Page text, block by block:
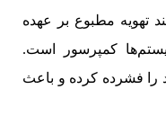
تهویه مطبوع بر عهده
کمپرسور است.
را فشرده کرده و باعث